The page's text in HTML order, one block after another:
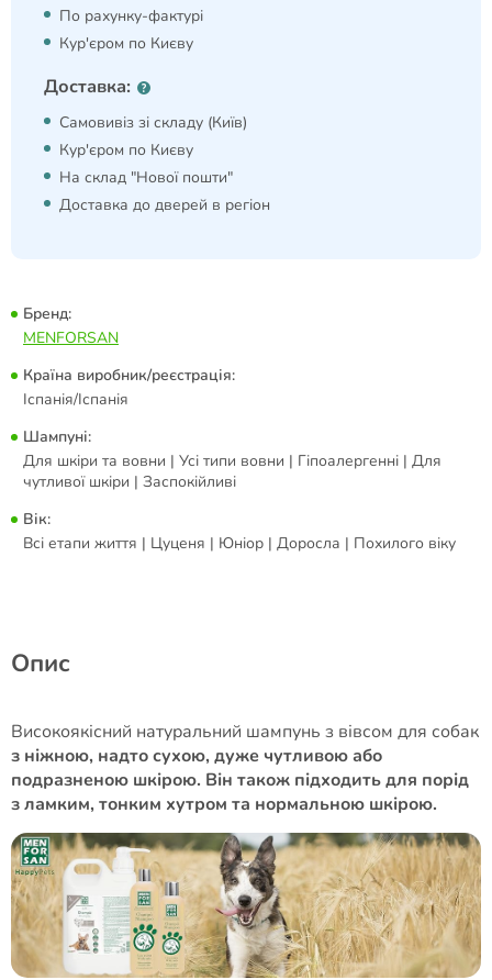
По рахунку-фактурі
Кур'єром по Києву
Доставка:
Самовивіз зі складу (Київ)
Кур'єром по Києву
На склад "Нової пошти"
Доставка до дверей в регіон
Бренд:
MENFORSAN
Країна виробник/реєстрація:
Іспанія/Іспанія
Шампуні:
Для шкіри та вовни | Усі типи вовни | Гіпоалергенні | Для
чутливої шкіри | Заспокійливі
Вік:
Всі етапи життя | Цуценя | Юніор | Доросла | Похилого віку
Опис
Високоякісний натуральний шампунь з вівсом для собак
з ніжною, надто сухою, дуже чутливою або
подразненою шкірою. Він також підходить для порід
з ламким, тонким хутром та нормальною шкірою.